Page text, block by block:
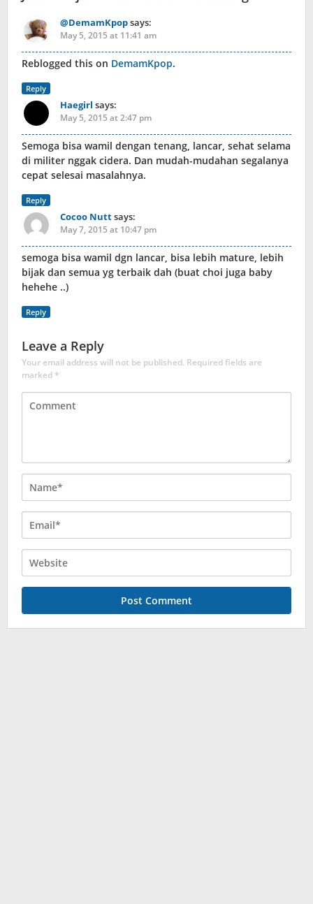
@DemamKpopsays:
May 5, 2015 at 11:41 am
Reblogged this on DemamKpop.
Reply
Haegirl says:
May 5, 2015 at 2:47 pm
Semoga bisa wamil dengan tenang, lancar, sehat selama
di militer nggak cidera. Dan mudah-mudahan segalanya
cepat selesai masalahnya.
Reply
Cocoo Nuttsays:
May 7, 2015 at 10:47 pm
semoga bisa wamil dgn lancar, bisa lebih mature, lebih
bijak dan semua yg terbaik dah (buat choi juga baby
hehehe ..)
Reply
Leave a Reply
Your email address will not be published. Required fields are
marked*